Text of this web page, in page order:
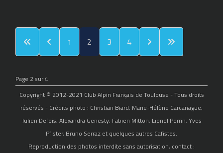
1 2 3 4
Page 2 sur 4
Copyright © 2012-2021 Club Alpin Français de Toulouse - Tous droits
réservés - Crédits photo : Christian Biard, Marie-Hélène Carcanague,
Julien Defois, Alexandra Genesty, Fabien Mitton, Lionel Perrin, Yves
Pfister, Bruno Serraz et quelques autres Cafistes.
Reproduction des photos interdite sans autorisation, contact :